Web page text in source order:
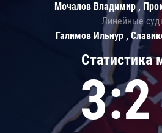
Статистика
Мочалов Владимир ,
Линейные
Галимов Ильнур ,